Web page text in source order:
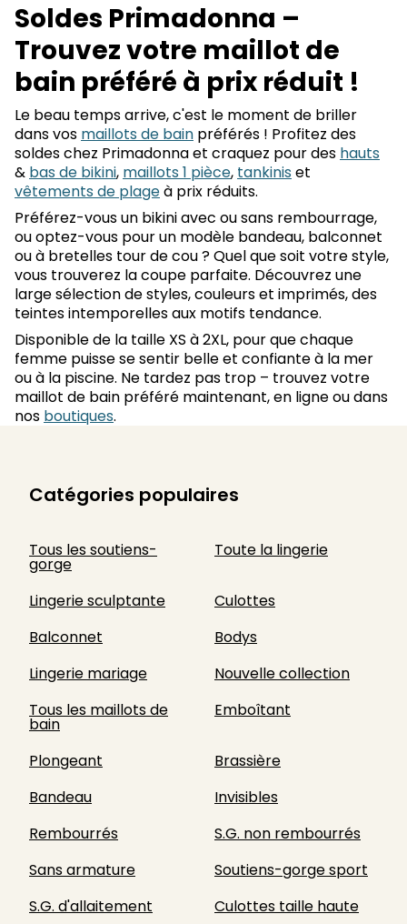
Soldes Primadonna –
Trouvez votre maillot de
bain préféré à prix réduit !
Le beau temps arrive, c'est le moment de briller
dans vos maillots de bain préférés ! Profitez des
soldes chez Primadonna et craquez pour des hauts
& bas de bikini, maillots 1 pièce, tankinis et
vêtements de plageà prix réduits.
Préférez-vous un bikini avec ou sans rembourrage,
ou optez-vous pour un modèle bandeau, balconnet
ou à bretelles tour de cou ? Quel que soit votre style,
vous trouverez la coupe parfaite. Découvrez une
large sélection de styles, couleurs et imprimés, des
teintes intemporelles aux motifs tendance.
Disponible de la taille XS à 2XL, pour que chaque
femme puisse se sentir belle et confiante à la mer
ou à la piscine. Ne tardez pas trop – trouvez votre
maillot de bain préféré maintenant, en ligne ou dans
nos boutiques.
Catégories populaires
Tous les soutiens-
gorge
Toute la lingerie
Lingerie sculptante
Culottes
Balconnet
Bodys
Lingerie mariage
Nouvelle collection
Tous les maillots de
bain
Emboîtant
Plongeant
Brassière
Bandeau
Invisibles
Rembourrés
S.G. non rembourrés
Sans armature
Soutiens-gorge sport
S.G. d'allaitement
Culottes taille haute